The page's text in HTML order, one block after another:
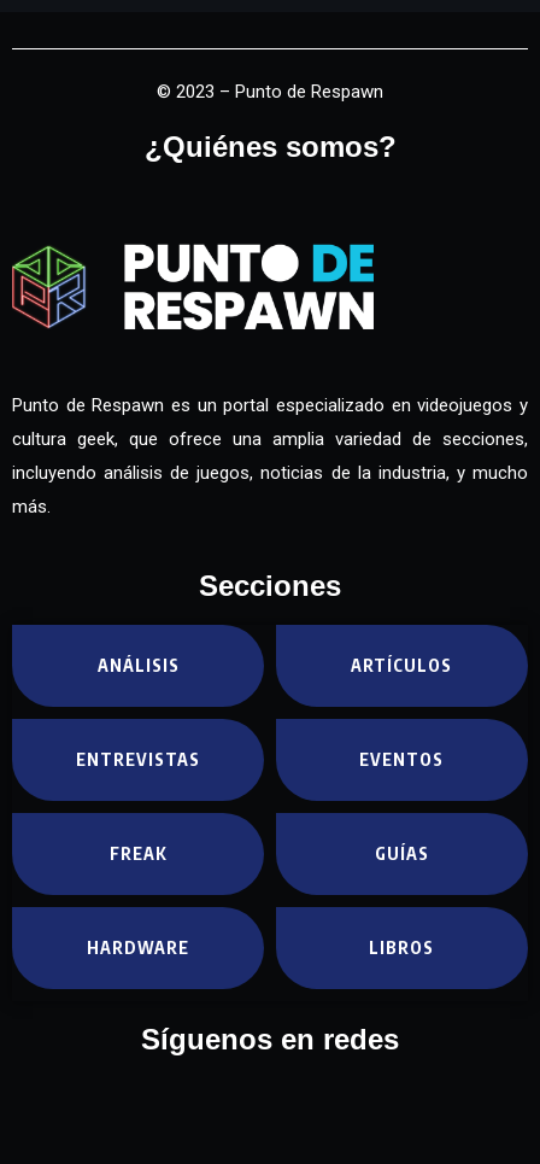
© 2023 – Punto de Respawn
¿Quiénes somos?
Punto de Respawn es un portal especializado en videojuegos y
cultura geek, que ofrece una amplia variedad de secciones,
incluyendo análisis de juegos, noticias de la industria, y mucho
más.
Secciones
ANÁLISIS ARTÍCULOS
ENTREVISTAS EVENTOS
FREAK GUÍAS
HARDWARE LIBROS
Síguenos en redes